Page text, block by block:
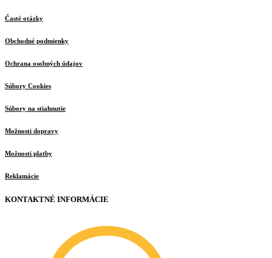
Časté otázky
Obchodné podmienky
Ochrana osobných údajov
Súbory Cookies
Súbory na stiahnutie
Možnosti dopravy
Možnosti platby
Reklamácie
KONTAKTNÉ INFORMÁCIE